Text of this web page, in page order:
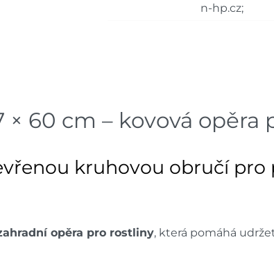
n-hp.cz;
60 cm – kovová opěra
kruhovou obručí
opěra pro rostliny, která pomáhá